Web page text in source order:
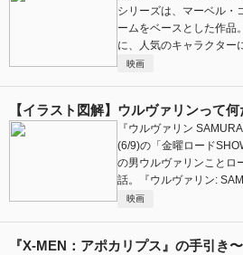
シリーズは、マーベル・
ームをベースとした作品
に、人気のキャラクター
映画
【イラスト図解】ウルヴァリンって
『ウルヴァリン
(6/9)の「金曜ロード
の男ウルヴァリンことロ
話。『ウルヴァリン:
映画
『X-MEN：アポカリプス』の手引き